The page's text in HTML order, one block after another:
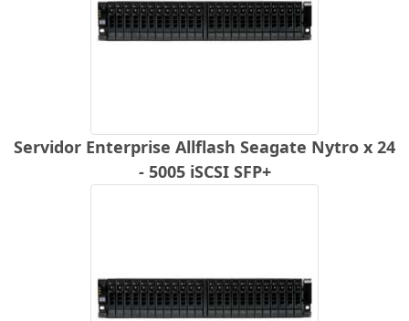
Servidor Enterprise Allflash Seagate Nytro x 24
- 5005 iSCSI SFP+